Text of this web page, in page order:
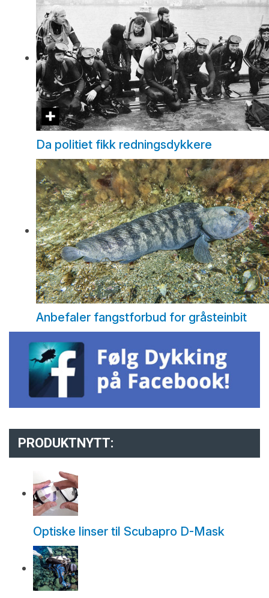
Da politiet fikk redningsdykkere
Anbefaler fangstforbud for gråsteinbit
PRODUKTNYTT:
Optiske linser til Scubapro D-Mask